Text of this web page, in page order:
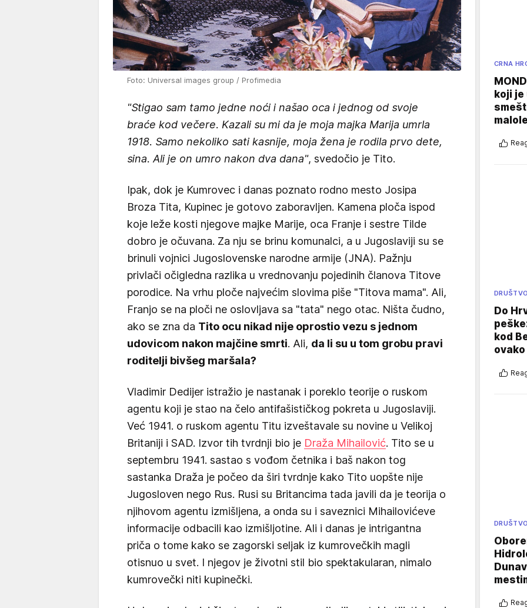
Foto: Universal images group / Profimedia
"Stigao sam tamo jedne noći i našao oca i jednog od svoje
braće kod večere. Kazali su mi da je moja majka Marija umrla
1918. Samo nekoliko sati kasnije, moja žena je rodila prvo dete,
sina. Ali je on umro nakon dva dana", svedočio je Tito.
Ipak, dok je Kumrovec i danas poznato rodno mesto Josipa
Broza Tita, Kupinec je gotovo zaboravljen. Kamena ploča ispod
koje leže kosti njegove majke Marije, oca Franje i sestre Tilde
dobro je očuvana. Za nju se brinu komunalci, a u Jugoslaviji su se
brinuli vojnici Jugoslovenske narodne armije (JNA). Pažnju
privlači očigledna razlika u vrednovanju pojedinih članova Titove
porodice. Na vrhu ploče najvećim slovima piše "Titova mama". Ali,
Franjo se na ploči ne oslovljava sa "tata" nego otac. Ništa čudno,
ako se zna da Tito ocu nikad nije oprostio vezu s jednom
udovicom nakon majčine smrti. Ali, da li su u tom grobu pravi
roditelji bivšeg maršala?
Vladimir Dedijer istražio je nastanak i poreklo teorije o ruskom
agentu koji je stao na čelo antifašističkog pokreta u Jugoslaviji.
Već 1941. o ruskom agentu Titu izveštavale su novine u Velikoj
Britaniji i SAD. Izvor tih tvrdnji bio je Draža Mihailović. Tito se u
septembru 1941. sastao s vođom četnika i baš nakon tog
sastanka Draža je počeo da širi tvrdnje kako Tito uopšte nije
Jugosloven nego Rus. Rusi su Britancima tada javili da je teorija o
njihovom agentu izmišljena, a onda su i saveznici Mihailovićeve
informacije odbacili kao izmišljotine. Ali i danas je intrigantna
priča o tome kako se zagorski seljak iz kumrovečkih magli
otisnuo u svet. I njegov je životni stil bio spektakularan, nimalo
kumrovečki niti kupinečki.
CRNA
koji je
DRUŠTVO
Do
kod
DRUŠTVO